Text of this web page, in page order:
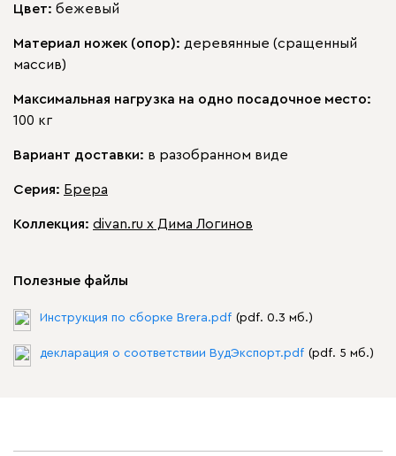
Цвет: бежевый
Материал ножек (опор): деревянные (сращенный
массив)
Максимальная нагрузка на одно посадочное место:
100 кг
Вариант доставки: в разобранном виде
Серия: Брера
Коллекция: divan.ru x Дима Логинов
Полезные файлы
Инструкция по сборке Brera.pdf (pdf. 0.3 мб.)
декларация о соответствии ВудЭкспорт.pdf (pdf. 5 мб.)